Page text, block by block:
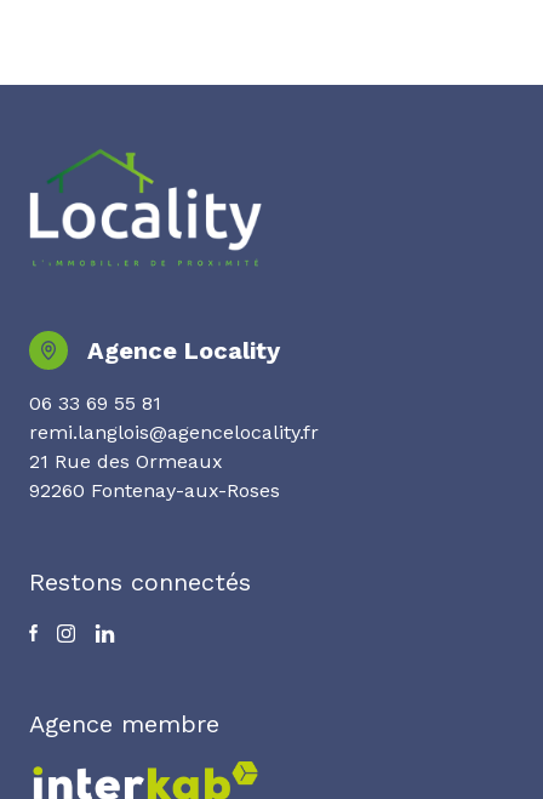
Agence Locality
06 33 69 55 81
remi.langlois@agencelocality.fr
21 Rue des Ormeaux
92260 Fontenay-aux-Roses
Restons connectés
Agence membre